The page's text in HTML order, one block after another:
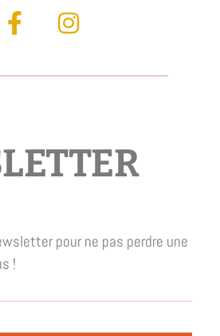
pour ne pas perdre une
!